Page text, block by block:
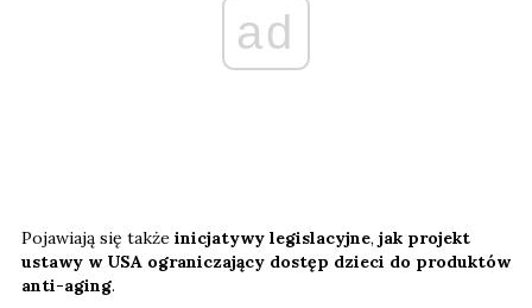
ad
Pojawiają się także inicjatywy legislacyjne, jak projekt
ustawy w USA ograniczający dostęp dzieci do produktów
anti-aging.